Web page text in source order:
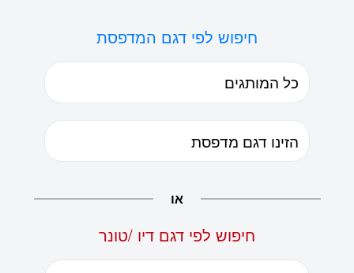
חיפוש לפי דגם המדפסת
או
חיפוש לפי דגם דיו /טונר